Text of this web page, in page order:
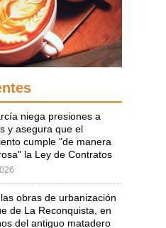
niega presiones a
y asegura que el
cumple "de manera
la Ley de Contratos
obras de urbanización
de La Reconquista, en
del antiguo matadero